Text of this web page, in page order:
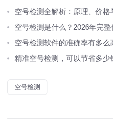
空号检测全解析：原理、价格
空号检测是什么？2026年完
空号检测软件的准确率有多么
精准空号检测，可以节省多少
空号检测